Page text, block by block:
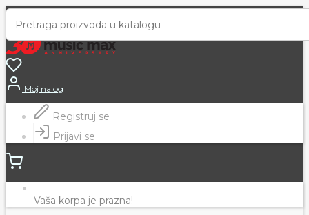
Moj nalog
Registruj se
Prijavi se
Vaša korpa je prazna!